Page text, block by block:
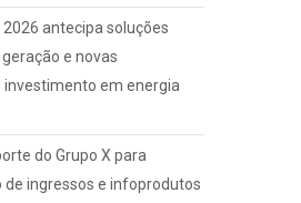
antecipa soluções
e novas
em energia
do Grupo X para
ingressos e infoprodutos